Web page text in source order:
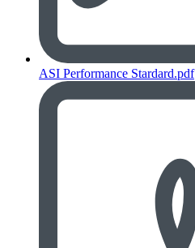
ASI Performance Stardard.pdf